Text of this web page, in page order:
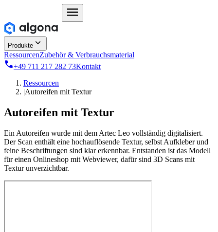
Produkte
RessourcenZubehör & Verbrauchsmaterial
+49 711 217 282 73Kontakt
Ressourcen
|Autoreifen mit Textur
Autoreifen mit Textur
Ein Autoreifen wurde mit dem Artec Leo vollständig digitalisiert.
Der Scan enthält eine hochauflösende Textur, selbst Aufkleber und
feine Beschriftungen sind klar erkennbar. Entstanden ist das Modell
für einen Onlineshop mit Webviewer, dafür sind 3D Scans mit
Textur unverzichtbar.